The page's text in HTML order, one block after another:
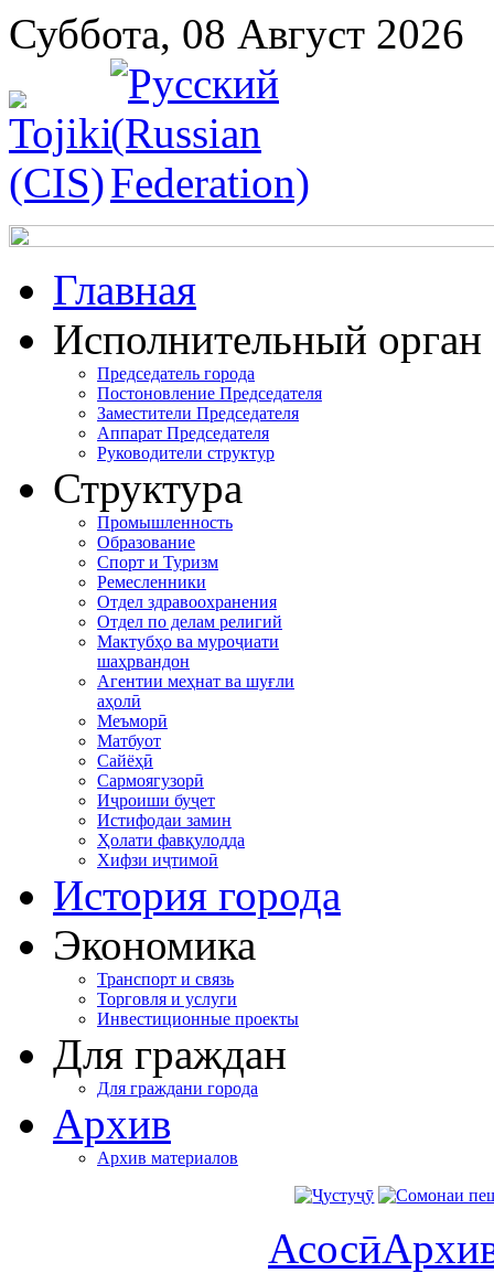
Суббота, 08 Август 2026
Главная
Исполнительный орган
Председатель города
Постоновление Председателя
Заместители Председателя
Аппарат Председателя
Руководители структур
Структура
Промышленность
Образование
Спорт и Туризм
Ремесленники
Отдел здравоохранения
Отдел по делам религий
Мактубҳо ва муроҷиати
шаҳрвандон
Агентии меҳнат ва шуғли
аҳолӣ
Меъморӣ
Матбуот
Сайёҳӣ
Сармоягузорӣ
Иҷроиши буҷет
Истифодаи замин
Ҳолати фавқулодда
Хифзи иҷтимоӣ
История города
Экономика
Транспорт и связь
Торговля и услуги
Инвестиционные проекты
Для граждан
Для граждани города
Архив
Архив материалов
Асосӣ